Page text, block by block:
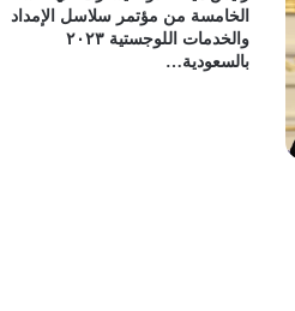
الخامسة من مؤتمر سلاسل الإمداد
والخدمات اللوجستية ٢٠٢٣
بالسعودية…